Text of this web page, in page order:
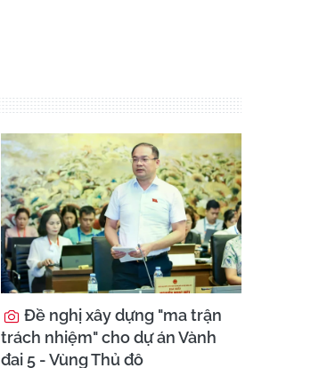
Đề nghị xây dựng "ma trận
trách nhiệm" cho dự án Vành
đai 5 - Vùng Thủ đô